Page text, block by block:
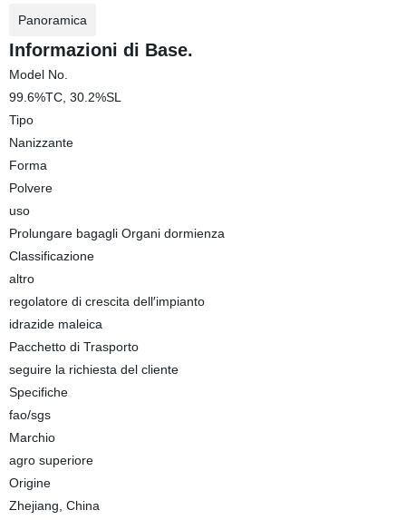
Panoramica
Informazioni di Base.
Model No.
99.6%TC, 30.2%SL
Tipo
Nanizzante
Forma
Polvere
uso
Prolungare bagagli Organi dormienza
Classificazione
altro
regolatore di crescita dell′impianto
idrazide maleica
Pacchetto di Trasporto
seguire la richiesta del cliente
Specifiche
fao/sgs
Marchio
agro superiore
Origine
Zhejiang, China